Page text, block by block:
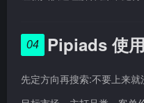
04 Pipiads 使
先定方向再搜索:不要上来